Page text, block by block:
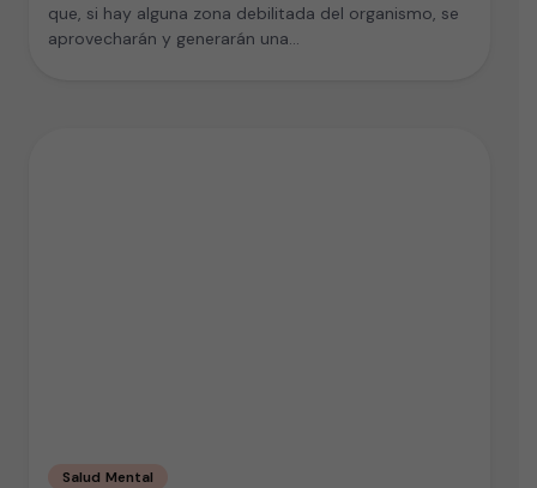
que, si hay alguna zona debilitada del organismo, se
aprovecharán y generarán una…
Salud Mental